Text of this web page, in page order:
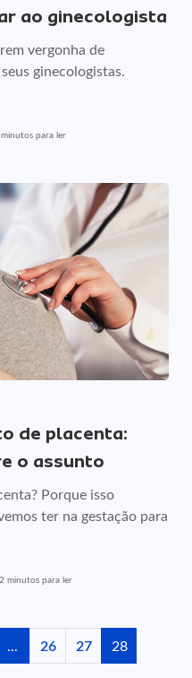
ao ginecologista
vergonha de
ginecologistas.
para ler
de placenta:
o assunto
Porque isso
ter na gestação para
2 minutos para ler
... 26 27 28